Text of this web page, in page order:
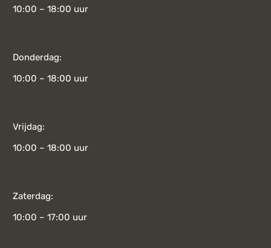
10:00 – 18:00 uur
Donderdag:
10:00 – 18:00 uur
Vrijdag:
10:00 – 18:00 uur
Zaterdag:
10:00 – 17:00 uur